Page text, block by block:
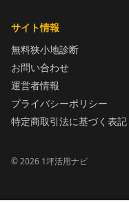
サイト情報
無料狭小地診断
お問い合わせ
運営者情報
プライバシーポリシー
特定商取引法に基づく表記
©2026 1坪活用ナビ